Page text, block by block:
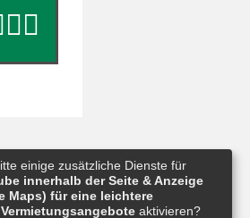
einige zusätzliche Dienste für
innerhalb der Seite & Anzeige
Maps) für eine leichtere
aktivieren?